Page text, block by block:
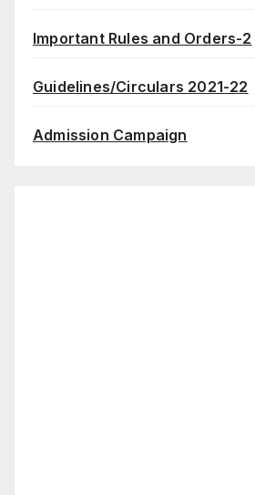
Important Rules and Orders-2
Guidelines/Circulars 2021-22
Admission Campaign